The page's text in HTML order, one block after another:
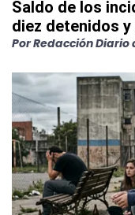
Saldo de los
diez detenidos
PorRedacción Diario